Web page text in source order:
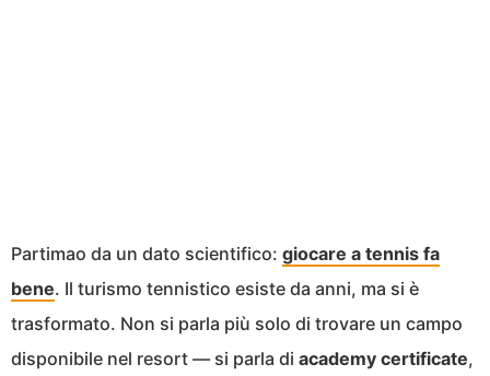
Partimao da un dato scientifico: giocare a tennis fa
bene. Il turismo tennistico esiste da anni, ma si è
trasformato. Non si parla più solo di trovare un campo
disponibile nel resort — si parla di academy certificate,